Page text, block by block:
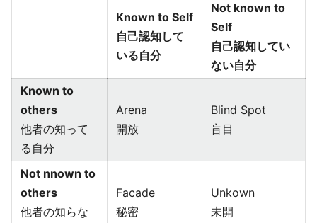
Known to Self
自己認知して
いる自分
Not known to
Self
自己認知してい
ない自分
Known to
others
他者の知って
る自分
Arena
開放
Blind Spot
盲目
Not nnown to
others
他者の知らな
Facade
秘密
Unkown
未開